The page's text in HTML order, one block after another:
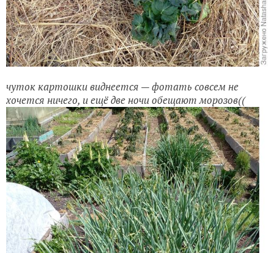
чуток картошки виднеется — фотать совсем не
хочется ничего, и ещё две ночи обещают морозов((